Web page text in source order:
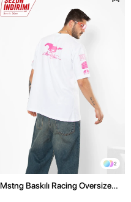
2
Mstng Baskılı Racing Oversize